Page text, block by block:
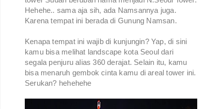
Hehehe.. sama aja sih, ada Namsannya juga.
Karena tempat ini berada di Gunung Namsan.
Kenapa tempat ini wajib di kunjungin? Yap, di sini
kamu bisa melihat landscape kota Seoul dari
segala penjuru alias 360 derajat. Selain itu, kamu
bisa menaruh gembok cinta kamu di areal tower ini.
Serukan? hehehehe